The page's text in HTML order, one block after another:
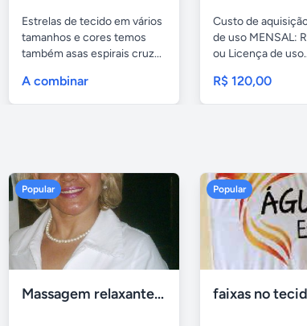
Estrelas de tecido em vários
tamanhos e cores temos
também asas espirais cruz...
A combinar
Custo de
de uso MENSAL:
ou Licença de
R$ 120,00
Popular
Massagem relaxante- terapeutica e depilação
Popular